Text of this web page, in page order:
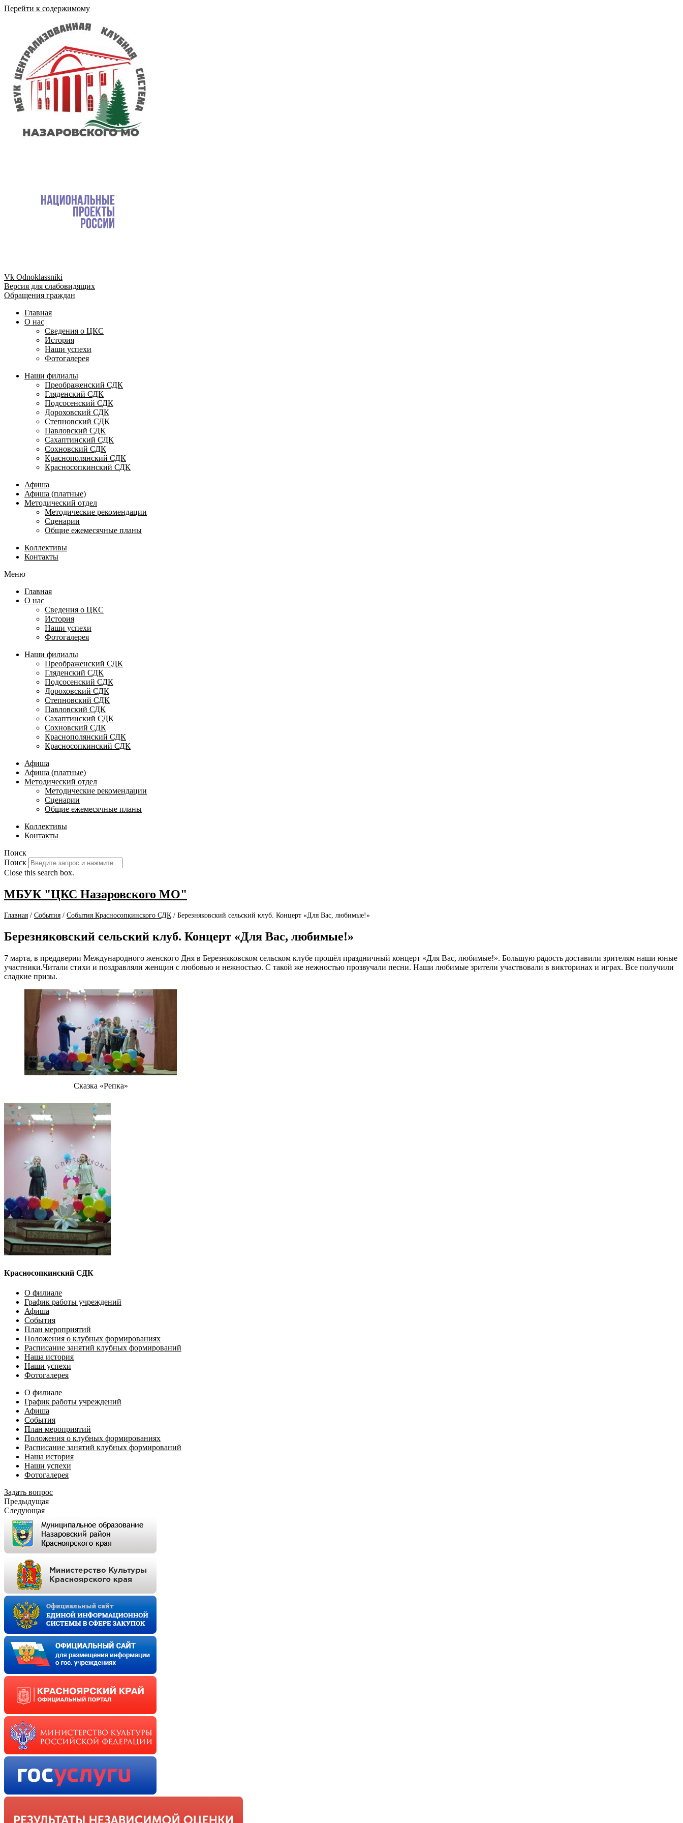
Перейти к содержимому
Vk Odnoklassniki
Версия для слабовидящих
Обращения граждан
Главная
О нас
Сведения о ЦКС
История
Наши успехи
Фотогалерея
Наши филиалы
Преображенский СДК
Гляденский СДК
Подсосенский СДК
Дороховский СДК
Степновский СДК
Павловский СДК
Сахаптинский СДК
Сохновский СДК
Краснополянский СДК
Красносопкинский СДК
Афиша
Афиша (платные)
Методический отдел
Методические рекомендации
Сценарии
Общие ежемесячные планы
Коллективы
Контакты
Меню
Главная
О нас
Сведения о ЦКС
История
Наши успехи
Фотогалерея
Наши филиалы
Преображенский СДК
Гляденский СДК
Подсосенский СДК
Дороховский СДК
Степновский СДК
Павловский СДК
Сахаптинский СДК
Сохновский СДК
Краснополянский СДК
Красносопкинский СДК
Афиша
Афиша (платные)
Методический отдел
Методические рекомендации
Сценарии
Общие ежемесячные планы
Коллективы
Контакты
Поиск
Поиск
Close this search box.
МБУК "ЦКС Назаровского МО"
Главная / События / События Красносопкинского СДК / Березняковский сельский клуб. Концерт «Для Вас, любимые!»
Березняковский сельский клуб. Концерт «Для Вас, любимые!»
7 марта, в преддверии Международного женского Дня в Березняковском сельском клубе прошёл праздничный концерт «Для Вас, любимые!». Большую радость доставили зрителям наши юные
участники.Читали стихи и поздравляли женщин с любовью и нежностью. С такой же нежностью прозвучали песни. Наши любимые зрители участвовали в викторинах и играх. Все получили
сладкие призы.
Сказка «Репка»
Красносопкинский СДК
О филиале
График работы учреждений
Афиша
События
План мероприятий
Положения о клубных формированиях
Расписание занятий клубных формирований
Наша история
Наши успехи
Фотогалерея
О филиале
График работы учреждений
Афиша
События
План мероприятий
Положения о клубных формированиях
Расписание занятий клубных формирований
Наша история
Наши успехи
Фотогалерея
Задать вопрос
Предыдущая
Следующая